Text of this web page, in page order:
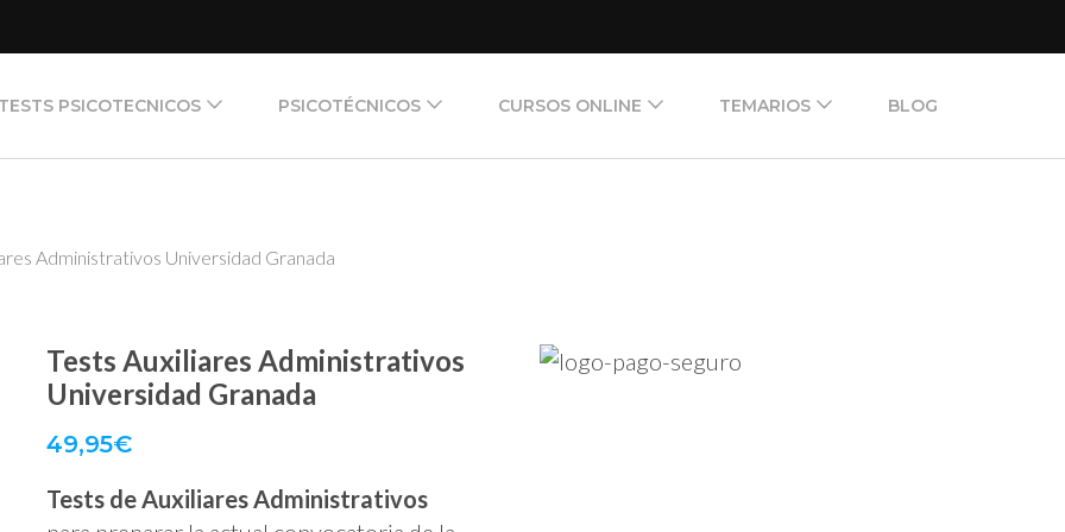
TESTS PSICOTECNICOS PSICOTÉCNICOS CURSOS ONLINE TEMARIOS BLOG
Administrativos Universidad Granada
Tests Auxiliares Administrativos
Universidad Granada
49,95€
Tests de Auxiliares Administrativos